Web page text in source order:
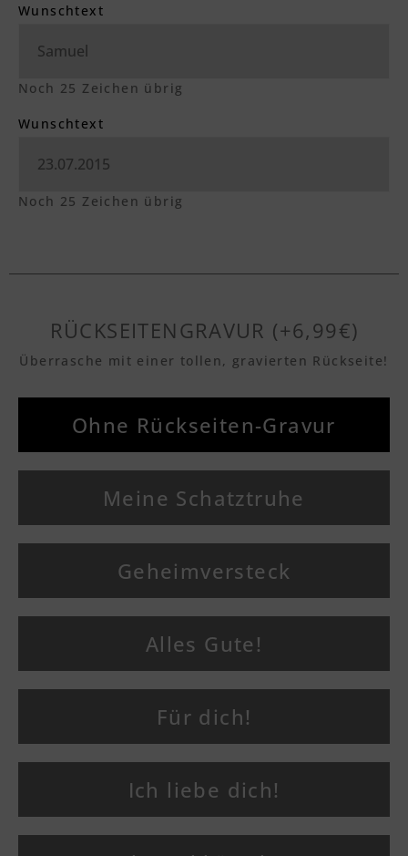
Wunschtext
Noch 25 Zeichen übrig
Wunschtext
Noch 25 Zeichen übrig
RÜCKSEITENGRAVUR (+6,99€)
Überrasche mit einer tollen, gravierten Rückseite!
Ohne Rückseiten-Gravur
Meine Schatztruhe
Geheimversteck
Alles Gute!
Für dich!
Ich liebe dich!